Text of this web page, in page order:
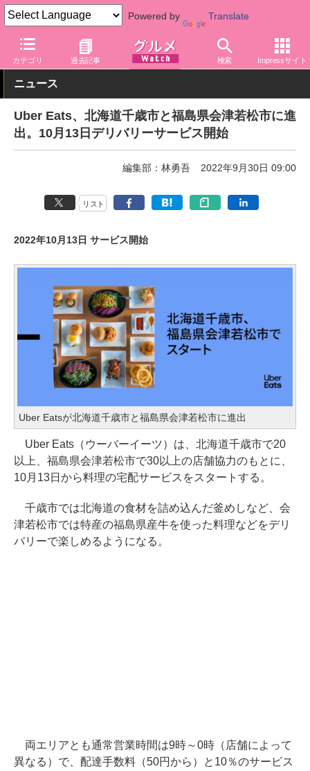
Powered by Translate
カテゴリ 過去記事 検索 Impressサイト
グルメ Watch サービス デリバリー
ニュース
Uber Eats、北海道千歳市と福島県会津若松市に進
出。10月13日デリバリーサービス開始
編集部：林勇吾 2022年9月30日 09:00
リスト
2022年10月13日 サービス開始
Uber Eatsが北海道千歳市と福島県会津若松市に進出
Uber Eats（ウーバーイーツ）は、北海道千歳市で20
以上、福島県会津若松市で30以上の店舗協力のもとに、
10月13日から料理の宅配サービスをスタートする。
千歳市では北海道の食材を詰め込んだ釜めしなど、会
津若松市では特産の福島県産牛を使った料理などをデリ
バリーで楽しめるようになる。
両エリアとも通常営業時間は9時～0時（店舗によって
異なる）で、配達手数料（50円から）と10％のサービス